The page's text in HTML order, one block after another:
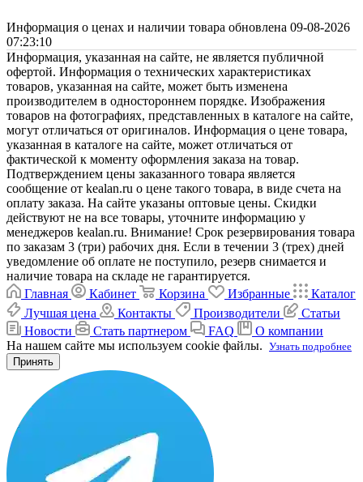
Информация о ценах и наличии товара обновлена 09-08-2026
07:23:10
Информация, указанная на сайте, не является публичной
офертой. Информация о технических характеристиках
товаров, указанная на сайте, может быть изменена
производителем в одностороннем порядке. Изображения
товаров на фотографиях, представленных в каталоге на сайте,
могут отличаться от оригиналов. Информация о цене товара,
указанная в каталоге на сайте, может отличаться от
фактической к моменту оформления заказа на товар.
Подтверждением цены заказанного товара является
сообщение от kealan.ru о цене такого товара, в виде счета на
оплату заказа. На сайте указаны оптовые цены. Скидки
действуют не на все товары, уточните информацию у
менеджеров kealan.ru. Внимание! Срок резервирования товара
по заказам 3 (три) рабочих дня. Если в течении 3 (трех) дней
уведомление об оплате не поступило, резерв снимается и
наличие товара на складе не гарантируется.
Главная
Кабинет Корзина Избранные
Каталог
Лучшая цена
Контакты Производители
Статьи
Новости
Стать партнером FAQ
О компании
На нашем сайте мы используем cookie файлы. Узнать подробнее
Принять